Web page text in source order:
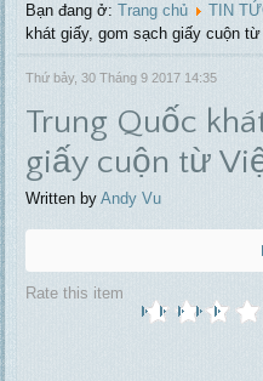
Bạn đang ở:Trang chủ TIN
khát giấy, gom sạch giấy cuộn
Thứ bảy, 30 Tháng 9 2017 14:35
Trung Quốc
giấy cuộn từ
Written byAndy Vu
Rate this item